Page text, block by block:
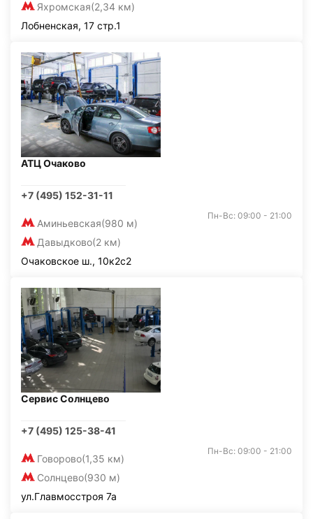
Яхромская(2,34 км)
Лобненская, 17 стр.1
АТЦ Очаково
+7 (495) 152-31-11
Аминьевская(980 м)
Давыдково(2 км)
Пн-Вс: 09:00 - 21:00
Очаковское ш., 10к2с2
Сервис Солнцево
+7 (495) 125-38-41
Говорово(1,35 км)
Солнцево(930 м)
Пн-Вс: 09:00 - 21:00
ул.Главмосстроя 7а